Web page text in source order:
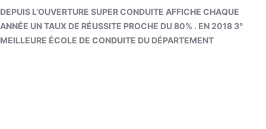
DEPUIS L’OUVERTURE SUPER CONDUITE AFFICHE CHAQUE
ANNÉE UN TAUX DE RÉUSSITE PROCHE DU 80% . EN 2018 3°
MEILLEURE ÉCOLE DE CONDUITE DU DÉPARTEMENT